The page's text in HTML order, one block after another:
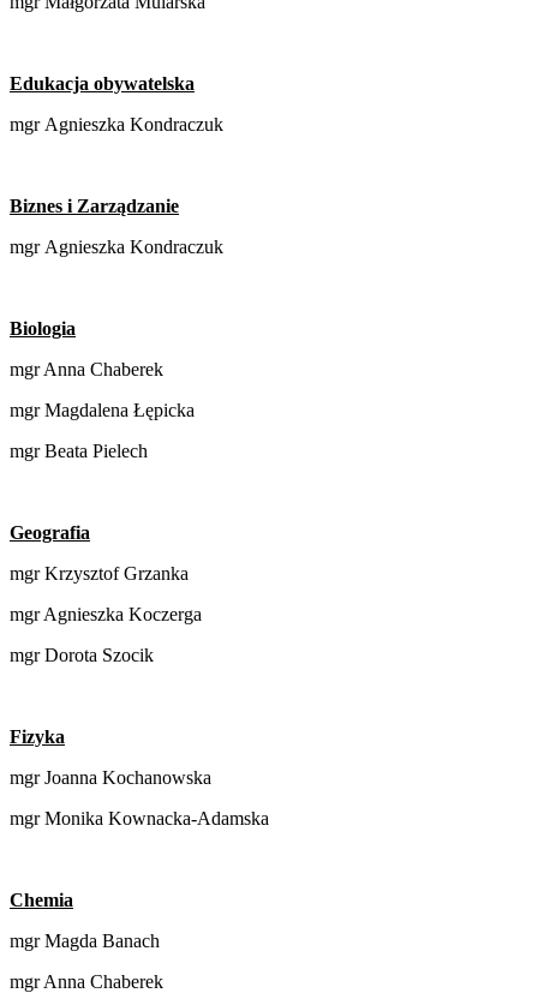
Edukacja obywatelska
mgr Agnieszka Kondraczuk
Biznes i Zarządzanie
mgr Agnieszka Kondraczuk
Biologia
mgr Anna Chaberek
mgr Magdalena Łępicka
mgr Beata Pielech
Geografia
mgr Krzysztof Grzanka
mgr Agnieszka Koczerga
mgr Dorota Szocik
Fizyka
mgr Joanna Kochanowska
mgr Monika Kownacka-Adamska
Chemia
mgr Magda Banach
mgr Anna Chaberek